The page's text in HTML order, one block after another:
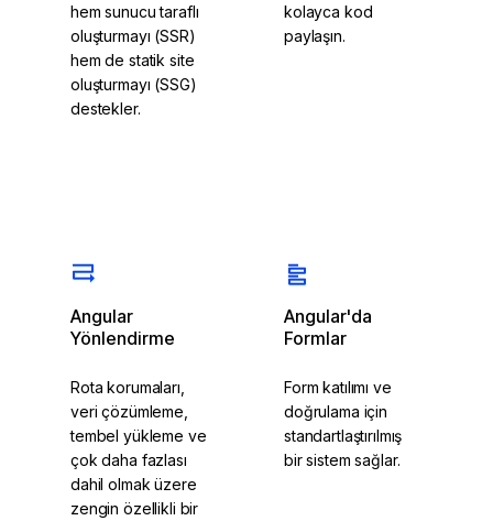
hem sunucu taraflı
oluşturmayı (SSR)
hem de statik site
oluşturmayı (SSG)
destekler.
kolayca kod
paylaşın.
Angular
Yönlendirme
Rota korumaları,
veri çözümleme,
tembel yükleme ve
çok daha fazlası
dahil olmak üzere
zengin özellikli bir
Angular'da
Formlar
Form katılımı ve
doğrulama için
standartlaştırılmış
bir sistem sağlar.